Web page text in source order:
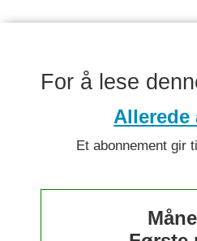
For å lese
Et abonnement gir